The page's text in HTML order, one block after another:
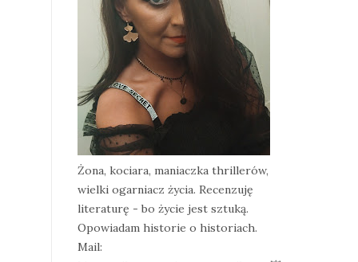
Żona, kociara, maniaczka thrillerów,
wielki ogarniacz życia. Recenzuję
literaturę - bo życie jest sztuką.
Opowiadam historie o historiach.
Mail: